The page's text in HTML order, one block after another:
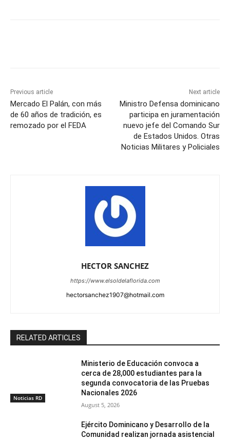
Previous article
Mercado El Palán, con más
de 60 años de tradición, es
remozado por el FEDA
Next article
Ministro Defensa dominicano
participa en juramentación
nuevo jefe del Comando Sur
de Estados Unidos. Otras
Noticias Militares y Policiales
HECTOR SANCHEZ
https://www.elsoldelaflorida.com
hectorsanchez1907@hotmail.com
RELATED ARTICLES
Noticias RD
Ministerio de Educación convoca a
cerca de 28,000 estudiantes para la
segunda convocatoria de las Pruebas
Nacionales 2026
August 5, 2026
Ejército Dominicano y Desarrollo de la
Comunidad realizan jornada asistencial